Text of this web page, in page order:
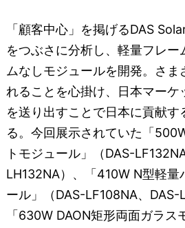
「顧客中心」を掲げるDAS
をつぶさに分析し、軽量フレー
ムなしモジュールを開発。さま
れることを心掛け、日本マーケ
を送り出すことで日本に貢献す
る。今回展示されていた「
トモジュール」（DAS-
LH132NA）、「410W N型軽量
ール」（DAS-LF108NA、DAS-
「630W DAON矩形両面ガラス